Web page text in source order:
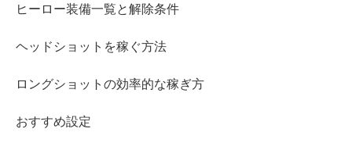
ヒーロー装備一覧と解除条件
ヘッドショットを稼ぐ方法
ロングショットの効率的な稼ぎ方
おすすめ設定